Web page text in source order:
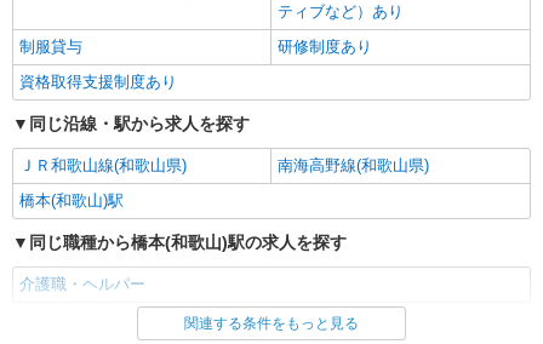
ティブなど）あり
制服貸与
研修制度あり
資格取得支援制度あり
同じ沿線・駅から求人を探す
ＪＲ和歌山線(和歌山県)
南海高野線(和歌山県)
橋本(和歌山)駅
同じ職種から橋本(和歌山)駅の求人を探す
介護職・ヘルパー
同じ雇用形態から橋本(和歌山)駅の求人を探す
関連する条件をもっと見る